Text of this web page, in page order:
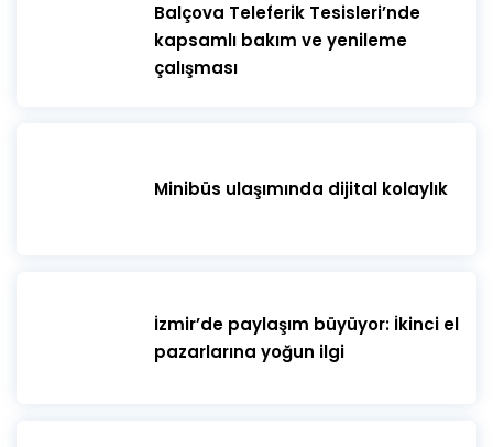
​Balçova Teleferik Tesisleri’nde
kapsamlı bakım ve yenileme
çalışması
Minibüs ulaşımında dijital kolaylık
İzmir’de paylaşım büyüyor: İkinci el
pazarlarına yoğun ilgi